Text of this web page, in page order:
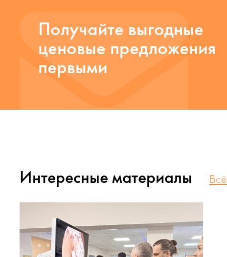
Получайте выгодные
ценовые предложения
первыми
Интересные материалы Всё